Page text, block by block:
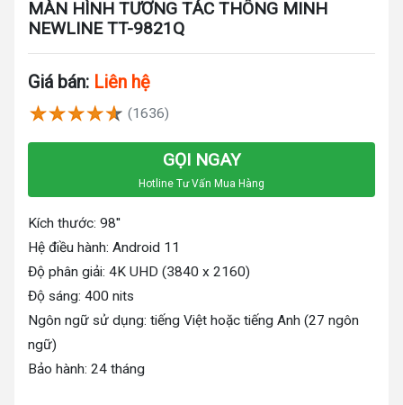
MÀN HÌNH TƯƠNG TÁC THÔNG MINH
NEWLINE TT-9821Q
Giá bán: Liên hệ
(1636)
GỌI NGAY
Hotline Tư Vấn Mua Hàng
Kích thước: 98''
Hệ điều hành: Android 11
Độ phân giải: 4K UHD (3840 x 2160)
Độ sáng: 400 nits
Ngôn ngữ sử dụng: tiếng Việt hoặc tiếng Anh (27 ngôn
ngữ)
Bảo hành: 24 tháng